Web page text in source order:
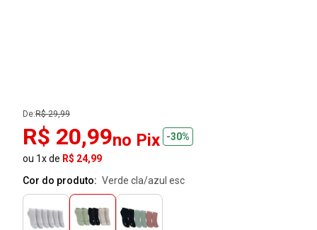
De:R$ 29,99
R$ 20,99no Pix
-30%
ou 1x de R$ 24,99
Cor do produto:
verde cla/azul esc